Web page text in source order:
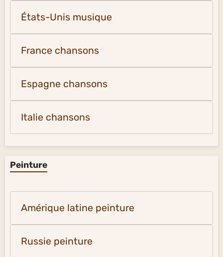
États-Unis musique
France chansons
Espagne chansons
Italie chansons
Peinture
Amérique latine peinture
Russie peinture